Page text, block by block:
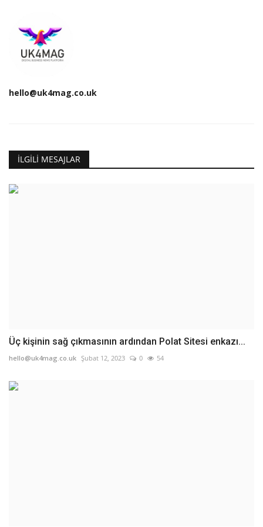
hello@uk4mag.co.uk
İLGILI MESAJLAR
Üç kişinin sağ çıkmasının ardından Polat Sitesi enkazı...
hello@uk4mag.co.uk Şubat 12, 2023 0 54